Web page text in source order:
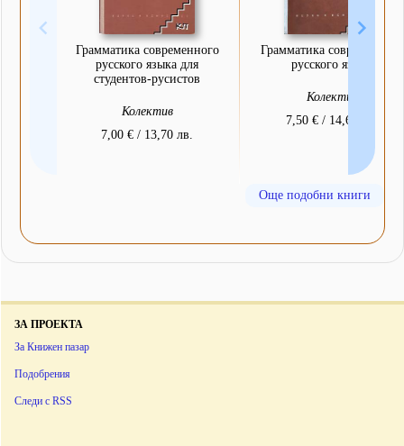
Грамматика современного
русского языка для
студентов-русистов
Колектив
7,00 € / 13,70 лв.
Грамматика современного
русского языка
Колектив
7,50 € / 14,67 лв.
Още подобни книги
ЗА ПРОЕКТА
За Книжен пазар
Подобрения
Следи с RSS